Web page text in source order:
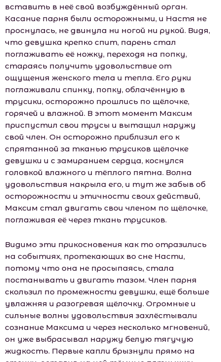
вставить в неё свой возбуждённый орган.
Касание парня были осторожными, и Настя не
проснулась, не двинула ни ногой ни рукой. Видя,
что девушка крепко спит, парень стал
поглаживать её ножку, переходя на попку,
стараясь получить удовольствие от
ощущения женского тела и тепла. Его руки
поглаживали спинку, попку, облачённую в
трусики, осторожно прошлись по щёлочке,
горячей и влажной. В этот момент Максим
приспустил свои трусы и вытащил наружу
свой член. Он осторожно приблизил его к
спрятанной за тканью трусиков щёлочке
девушки и с замиранием сердца, коснулся
головкой влажного и тёплого пятна. Волна
удовольствия накрыла его, и тут же забыв об
осторожности и этичности своих действий,
Максим стал двигать свои членом по щёлочке,
поглаживая её через ткань трусиков.
Видимо эти прикосновения как то отразились
на событиях, протекающих во сне Насти,
потому что она не просыпаясь, стала
постанывать и двигать тазом. Член парня
скользил по промежности девушки, ещё больше
увлажняя и разогревая щёлочку. Огромные и
сильные волны удовольствия захлёстывали
сознание Максима и через несколько мгновений,
он уже выбрасывал наружу белую тягучую
жидкость. Первые капли брызнули прямо на